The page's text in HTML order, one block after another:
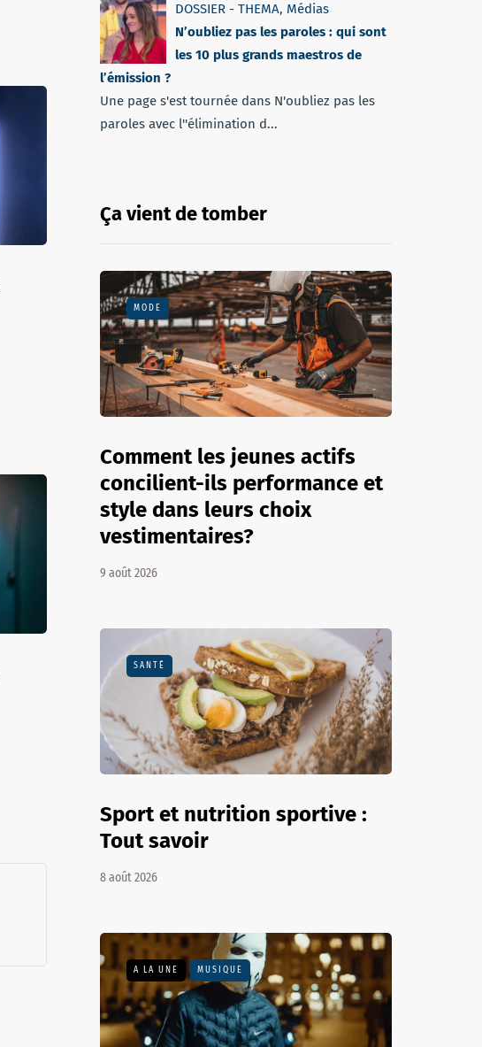
DOSSIER - THEMA, Médias
N’oubliez pas les paroles : qui sont
les 10 plus grands maestros de
l’émission ?
Une page s'est tournée dans N'oubliez pas les
paroles avec l''élimination d...
Ça vient de tomber
MODE
Comment les jeunes actifs
concilient-ils performance et
style dans leurs choix
vestimentaires?
9 août 2026
SANTÉ
Sport et nutrition sportive :
Tout savoir
8 août 2026
A LA UNE MUSIQUE